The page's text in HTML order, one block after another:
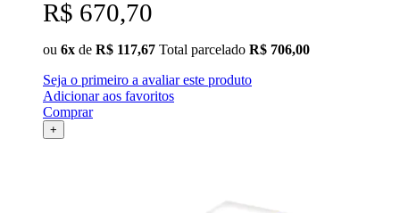
R$ 670,70
ou 6x de R$ 117,67 Total parcelado R$ 706,00
Seja o primeiro a avaliar este produto
Adicionar aos favoritos
Comprar
+